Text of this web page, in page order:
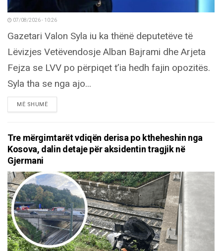
07/08/2026 - 10:26
Gazetari Valon Syla iu ka thënë deputetëve të
Lëvizjes Vetëvendosje Alban Bajrami dhe Arjeta
Fejza se LVV po përpiqet t’ia hedh fajin opozitës.
Syla tha se nga ajo...
MË SHUMËDETAILS
Tre mërgimtarët vdiqën derisa po ktheheshin nga
Kosova, dalin detaje për aksidentin tragjik në
Gjermani